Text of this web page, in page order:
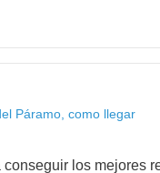
Páramo, como llegar
los mejores